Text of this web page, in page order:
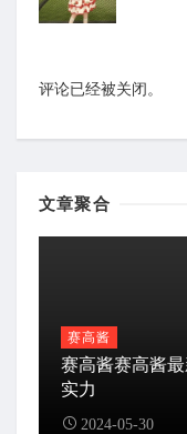
评论已经被关闭。
文章聚合
赛高酱
赛高酱赛高酱
实力
2024-05-30